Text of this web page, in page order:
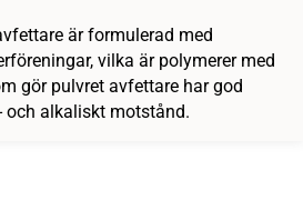
är formulerad med
vilka är polymerer med
gör pulvret avfettare har god
och alkaliskt motstånd.